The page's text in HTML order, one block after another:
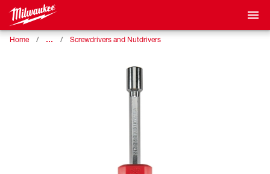
Home … Screwdrivers and Nutdrivers